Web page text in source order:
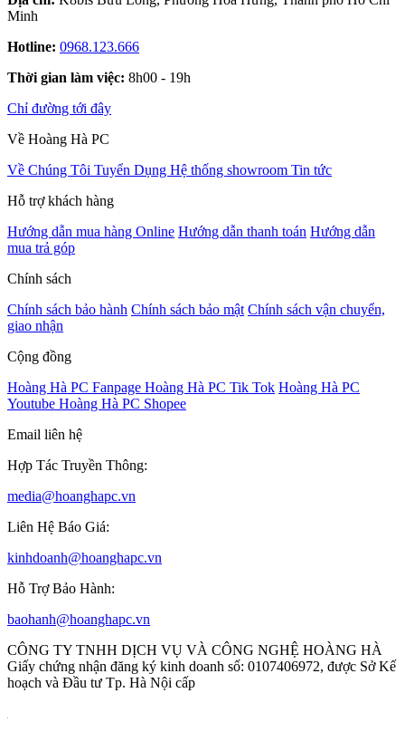
Minh
Hotline: 0968.123.666
Thời gian làm việc: 8h00 - 19h
Chỉ đường tới đây
Về Hoàng Hà PC
Về Chúng Tôi Tuyển Dụng Hệ thống showroom Tin tức
Hỗ trợ khách hàng
Hướng dẫn mua hàng Online Hướng dẫn thanh toán Hướng dẫn
mua trả góp
Chính sách
Chính sách bảo hành Chính sách bảo mật Chính sách vận chuyển,
giao nhận
Cộng đồng
Hoàng Hà PC Fanpage Hoàng Hà PC Tik Tok Hoàng Hà PC
Youtube Hoàng Hà PC Shopee
Email liên hệ
Hợp Tác Truyền Thông:
media@hoanghapc.vn
Liên Hệ Báo Giá:
kinhdoanh@hoanghapc.vn
Hỗ Trợ Bảo Hành:
baohanh@hoanghapc.vn
CÔNG TY TNHH DỊCH VỤ VÀ CÔNG NGHỆ HOÀNG HÀ
Giấy chứng nhận đăng ký kinh doanh số: 0107406972, được Sở Kế
hoạch và Đầu tư Tp. Hà Nội cấp